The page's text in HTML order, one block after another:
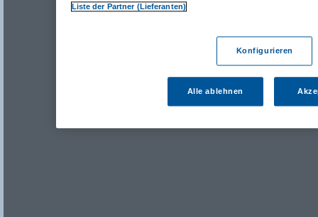
Liste der Partner (Lieferanten)
Konfigurieren
Alle ablehnen